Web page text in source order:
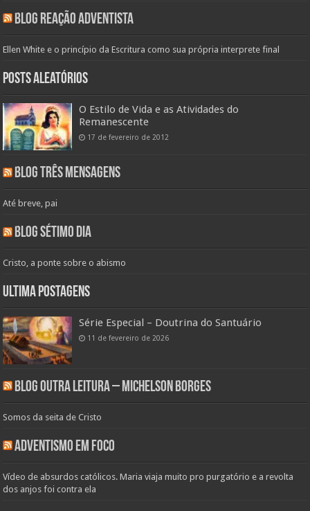
Blog Reação Adventista
Ellen White e o princípio da Escritura como sua própria interprete final
Posts aleatórios
O Estilo de Vida e as Atividades do
Remanescente
17 de fevereiro de 2012
Blog Três Mensagens
Até breve, pai
Blog Sétimo Dia
Cristo, a ponte sobre o abismo
Ultima Postagens
Série Especial – Doutrina do Santuário
11 de fevereiro de 2026
Blog Outra Leitura – Michelson Borges
Somos da seita de Cristo
Adventismo em Foco
Vídeo de absurdos católicos. Maria viaja muito pro purgatório e a revolta
dos anjos foi contra ela